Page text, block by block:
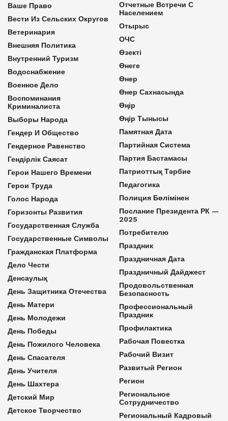
Ваше Право
Вести Из Сельских Округов
Ветеринария
Внешняя Политика
Внутренний Туризм
Водоснабжение
Военное Дело
Воспоминания
Криминалиста
Выборы Народа
Гендер И Общество
Гендерное Равенство
Гендірлік Саясат
Герои Нашего Времени
Герои Труда
Голос Народа
Горизонты Развития
Государственная Служба
Государственные Символы
Гражданская Платформа
Дело Чести
Денсаулық
День Защитника Отечества
День Матери
День Молодежи
День Победы
День Пожилого Человека
День Спасателя
День Учителя
День Шахтера
Детский Мир
Детское Творчество
Отчетные Встречи С
Населением
Отырыс
ОЧС
Өзекті
Өнеге
Өнер
Өнер Сахнасында
Өңір
Өңір Тынысы
Памятная Дата
Партийная Система
Партия Бастамасы
Патриоттық Тәрбие
Педагогика
Полиция Бөлімінен
Послание Президента РК —
2025
Потребителю
Праздник
Праздничная Дата
Праздничный Дайджест
Продовольственная
Безопасность
Профессиональный
Праздник
Профилактика
Рабочая Повестка
Рабочий Визит
Развитый Регион
Регион
Региональное
Сотрудничество
Региональный Кадровый